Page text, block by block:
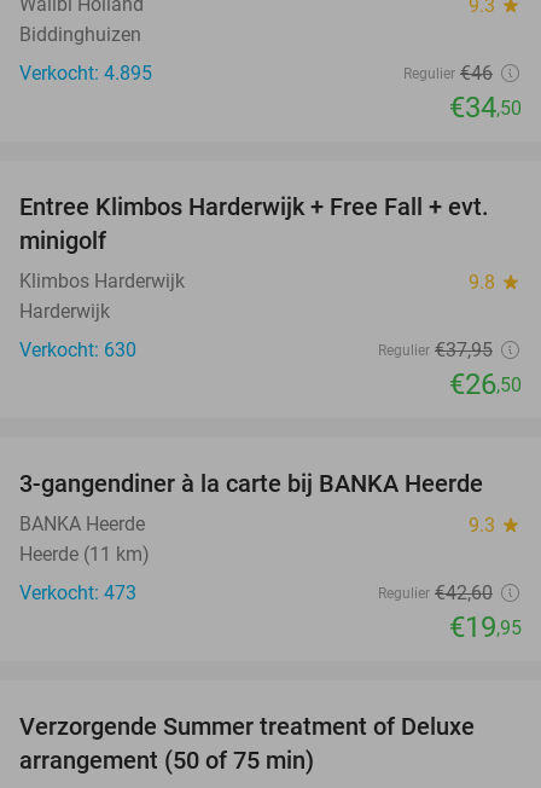
9.3 star
Biddinghuizen
Verkocht: 4.895
Regulier €46
€34,50
30%
Entree Klimbos Harderwijk + Free Fall + evt.
minigolf
Klimbos Harderwijk 9.8 star
Harderwijk
Verkocht: 630
Regulier €37,95
€26,50
53%
3-gangendiner à la carte bij BANKA Heerde
BANKA Heerde 9.3 star
Heerde (11 km)
Verkocht: 473
Regulier €42,60
€19,95
47%
Verzorgende Summer treatment of Deluxe
arrangement (50 of 75 min)